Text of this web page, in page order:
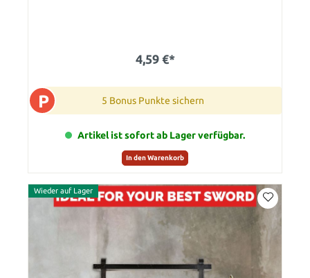
4,59 €*
P 5 Bonus Punkte sichern
Artikel ist sofort ab Lager verfügbar.
In den Warenkorb
Wieder auf Lager